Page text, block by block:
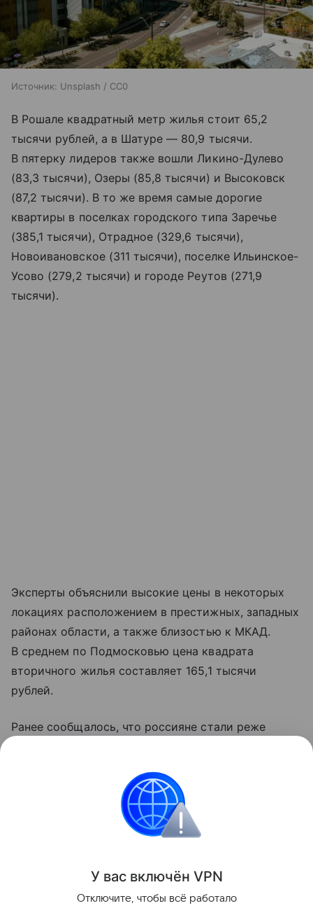
Источник: Unsplash / CC0
В Рошале квадратный метр жилья стоит 65,2
тысячи рублей, а в Шатуре — 80,9 тысячи.
В пятерку лидеров также вошли Ликино-Дулево
(83,3 тысячи), Озеры (85,8 тысячи) и Высоковск
(87,2 тысячи). В то же время самые дорогие
квартиры в поселках городского типа Заречье
(385,1 тысячи), Отрадное (329,6 тысячи),
Новоивановское (311 тысячи), поселке Ильинское-
Усово (279,2 тысячи) и городе Реутов (271,9
тысячи).
Эксперты объяснили высокие цены в некоторых
локациях расположением в престижных, западных
районах области, а также близостью к МКАД.
В среднем по Подмосковью цена квадрата
вторичного жилья составляет 165,1 тысячи
рублей.
Ранее сообщалось, что россияне стали реже
за год показатель снизился на 2 п.п.
Городская недвижимость
Поделиться
У вас включён VPN
Отключите, чтобы всё работало